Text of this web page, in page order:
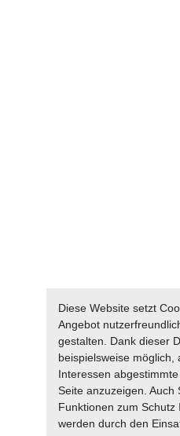
Diese Website setzt
Angebot
gestalten. Dank dieser
beispielsweise möglich,
Interessen
Seite anzuzeigen. Auch
Funktionen zum Schutz
werden durch den